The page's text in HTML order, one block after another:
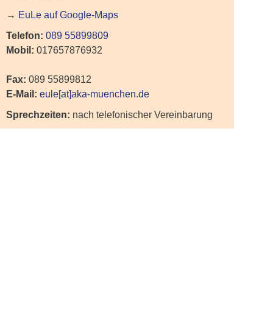
→ EuLe auf Google-Maps
Telefon: 089 55899809
Mobil: 017657876932
Fax: 089 55899812
E-Mail: eule[at]aka-muenchen.de
Sprechzeiten: nach telefonischer Vereinbarung